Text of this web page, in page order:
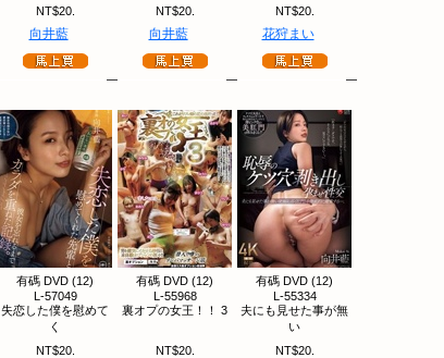
NT$20.
向井藍
NT$20.
向井藍
NT$20.
花狩まい
有碼 DVD (12)
L-57049
失恋した僕を慰めて
く
NT$20.
有碼 DVD (12)
L-55968
裏オプの女王！！ 3
NT$20.
有碼 DVD (12)
L-55334
夫にも見せた事が無
い
NT$20.